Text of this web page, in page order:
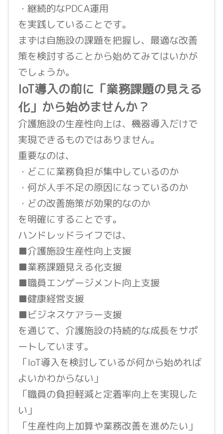
・継続的なPDCA運用
を実践していることです。
まずは自施設の課題を把握し、最適な改善
策を検討することから始めてみてはいかが
でしょうか。
IoT導入の前に「業務課題の見える
化」から始めませんか？
介護施設の生産性向上は、機器導入だけで
実現できるものではありません。
重要なのは、
・どこに業務負担が集中しているのか
・何が人手不足の原因になっているのか
・どの改善施策が効果的なのか
を明確にすることです。
ハンドレッドライフでは、
■介護施設生産性向上支援
■業務課題見える化支援
■職員エンゲージメント向上支援
■健康経営支援
■ビジネスケアラー支援
を通じて、介護施設の持続的な成長をサポ
ートしています。
「IoT導入を検討しているが何から始めれば
よいかわからない」
「職員の負担軽減と定着率向上を実現した
い」
「生産性向上加算や業務改善を進めたい」